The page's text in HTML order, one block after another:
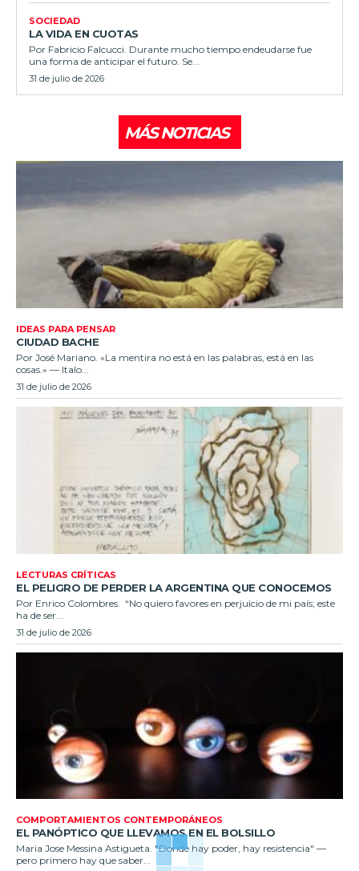
SOCIEDAD
LA VIDA EN CUOTAS
Por Fabricio Falcucci. Durante mucho tiempo endeudarse fue
una forma de anticipar el futuro. Se...
31 de julio de 2026
MÁS NOTICIAS
IDEAS PARA PENSAR
CIUDAD BACHE
Por José Mariano. «La mentira no está en las palabras, está en las
cosas.» — Italo...
31 de julio de 2026
LECTURAS CRÍTICAS
EL PELIGRO DE PERDER LA ARGENTINA QUE CONOCEMOS
Por Enrico Colombres. “No quiero favores en perjuicio de mi país; este
ha de ser...
31 de julio de 2026
COMPORTAMIENTOS CONTEMPORÁNEOS
EL PANÓPTICO QUE LLEVAMOS EN EL BOLSILLO
Maria Jose Messina Astigueta. "Donde hay poder, hay resistencia" —
pero primero hay que saber...